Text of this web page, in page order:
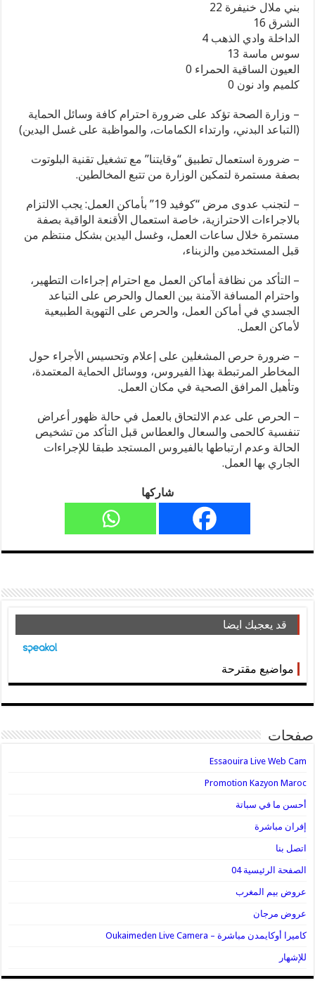
بني ملال خنيفرة 22
الشرق 16
الداخلة وادي الذهب 4
سوس ماسة 13
العيون الساقية الحمراء 0
كلميم واد نون 0
– وزارة الصحة تؤكد على ضرورة احترام كافة وسائل الحماية
(التباعد البدني، وارتداء الكمامات، والمواظبة على غسل اليدين)
– ضرورة استعمال تطبيق “وقايتنا” مع تشغيل تقنية البلوتوت
بصفة مستمرة لتمكين الوزارة من تتبع المخالطين.
– لتجنب عدوى مرض “كوفيد 19” بأماكن العمل: يجب الالتزام
بالاجراءات الاحترازية، خاصة استعمال الأقنعة الواقية بصفة
مستمرة خلال ساعات العمل، وغسل اليدين بشكل منتظم من
قبل المستخدمين والزبناء،
– التأكد من نظافة أماكن العمل مع احترام إجراءات التطهير،
واحترام المسافة الآمنة بين العمال والحرص على التباعد
الجسدي في أماكن العمل، والحرص على التهوية الطبيعية
لأماكن العمل.
– ضرورة حرص المشغلين على إعلام وتحسيس الأجراء حول
المخاطر المرتبطة بهذا الفيروس، ووسائل الحماية المعتمدة،
وتأهيل المرافق الصحية في مكان العمل.
– الحرص على عدم الالتحاق بالعمل في حالة ظهور أعراض
تنفسية كالحمى والسعال والعطاس قبل التأكد من تشخيص
الحالة وعدم ارتباطها بالفيروس المستجد طبقا للإجراءات
الجاري بها العمل.
شاركها
قد يعجبك ايضا
مواضيع مقترحة
صفحات
Essaouira Live Web Cam
Promotion Kazyon Maroc
أحسن ما في سباتة
إفران مباشرة
اتصل بنا
الصفحة الرئيسية 04
عروض بيم المغرب
عروض مرجان
كاميرا أوكايمدن مباشرة – Oukaimeden Live Camera
للإشهار